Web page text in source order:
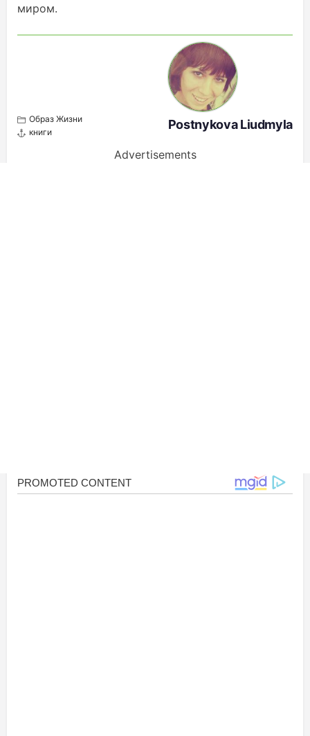
миром.
Образ Жизни
книги
Postnykova Liudmyla
Advertisements